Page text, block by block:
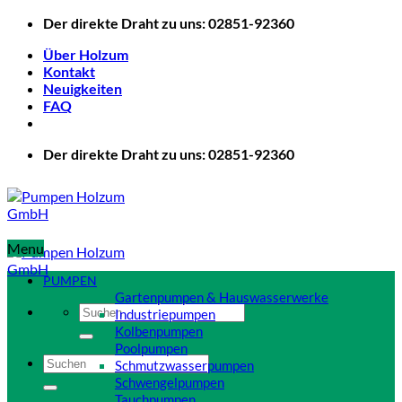
Zum
springen
Der direkte Draht zu uns: 02851-92360
Über Holzum
Kontakt
Neuigkeiten
FAQ
Der direkte Draht zu uns: 02851-92360
Suchen
nach:
Suchen
nach:
Menu
PUMPEN
Gartenpumpen & Hauswasserwerke
Industriepumpen
Kolbenpumpen
Poolpumpen
Schmutzwasserpumpen
Schwengelpumpen